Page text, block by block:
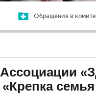
Обращения в